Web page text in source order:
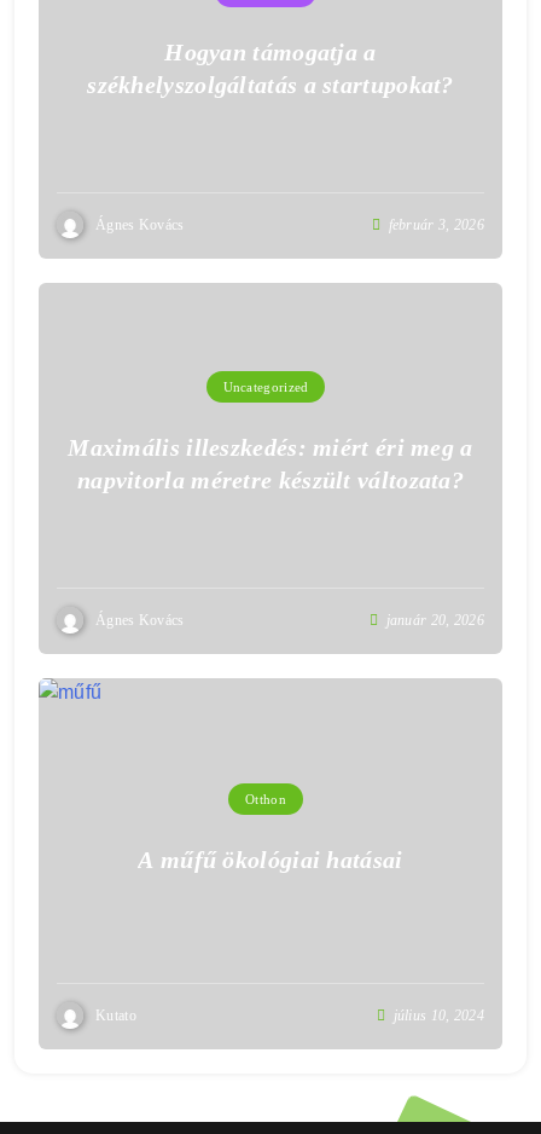
Hogyan támogatja a
székhelyszolgáltatás a startupokat?
Ágnes Kovács február 3, 2026
Uncategorized
Maximális illeszkedés: miért éri meg a
napvitorla méretre készült változata?
Ágnes Kovács január 20, 2026
Otthon
A műfű ökológiai hatásai
Kutato július 10, 2024